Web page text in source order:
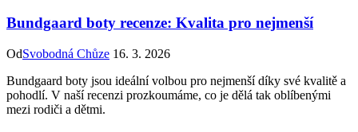
Bundgaard boty recenze: Kvalita pro nejmenší
OdSvobodná Chůze 16. 3. 2026
Bundgaard boty jsou ideální volbou pro nejmenší díky své kvalitě a
pohodlí. V naší recenzi prozkoumáme, co je dělá tak oblíbenými
mezi rodiči a dětmi.